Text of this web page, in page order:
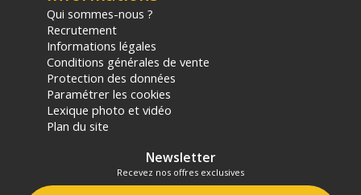
Qui sommes-nous ?
Recrutement
Informations légales
Conditions générales de vente
Protection des données
Paramétrer les cookies
Lexique photo et vidéo
Plan du site
Newsletter
Recevez nos offres exclusives